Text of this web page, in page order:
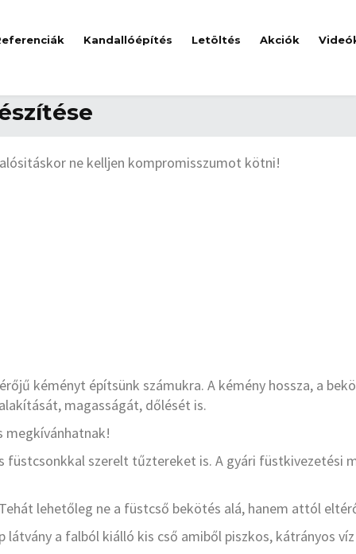
Kandallóépítés Letöltés Akciók
ne kelljen kompromisszumot kötni!
kéményt építsünk számukra. A kémény hossza, a
magasságát, dőlését is.
megkívánhatnak!
füstcsonkkal szerelt tűztereket is. A gyári füstkivezetési
lehetőleg ne a füstcső bekötés alá, hanem attól
a falból kiálló kis cső amiből piszkos, kátrányos